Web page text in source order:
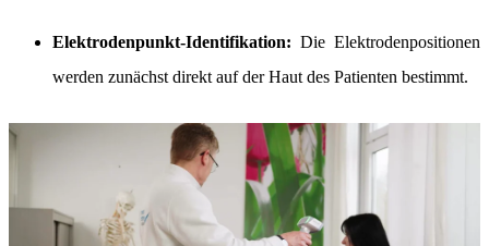
Elektrodenpunkt-Identifikation: Die Elektrodenpositionen
werden zunächst direkt auf der Haut des Patienten bestimmt.